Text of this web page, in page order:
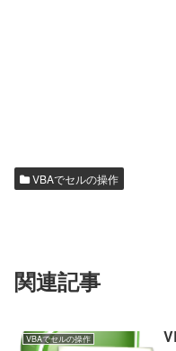
VBAでセルの操作
関連記事
VBAでセルの操作